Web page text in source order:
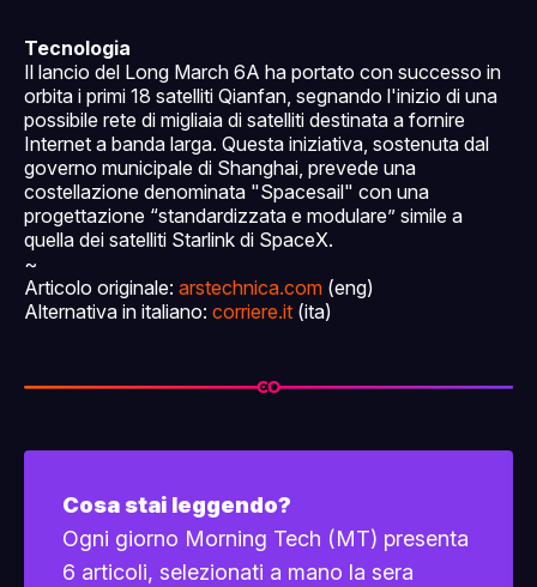
Tecnologia
Il lancio del Long March 6A ha portato con successo in
orbita i primi 18 satelliti Qianfan, segnando l'inizio di una
possibile rete di migliaia di satelliti destinata a fornire
Internet a banda larga. Questa iniziativa, sostenuta dal
governo municipale di Shanghai, prevede una
costellazione denominata "Spacesail" con una
progettazione “standardizzata e modulare” simile a
quella dei satelliti Starlink di SpaceX.
~
Articolo originale: arstechnica.com (eng)
Alternativa in italiano: corriere.it (ita)
Cosa stai leggendo?
Ogni giorno Morning Tech (MT) presenta
6 articoli, selezionati a mano la sera